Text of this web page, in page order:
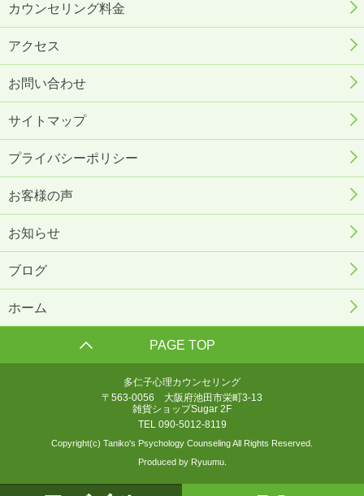
カウンセリング料金
アクセス
お問い合わせ
サイトマップ
プライバシーポリシー
お客様の声
お知らせ
ブログ
ホーム
PAGE TOP
多仁子心理カウンセリング
〒563-0056 大阪府池田市栄町3-13
雑貨ショップSugar 2F
TEL 090-5012-8119
Copyright(c) Taniko's Psychology Counseling All Rights Reserved.
Produced by Ryuumu.